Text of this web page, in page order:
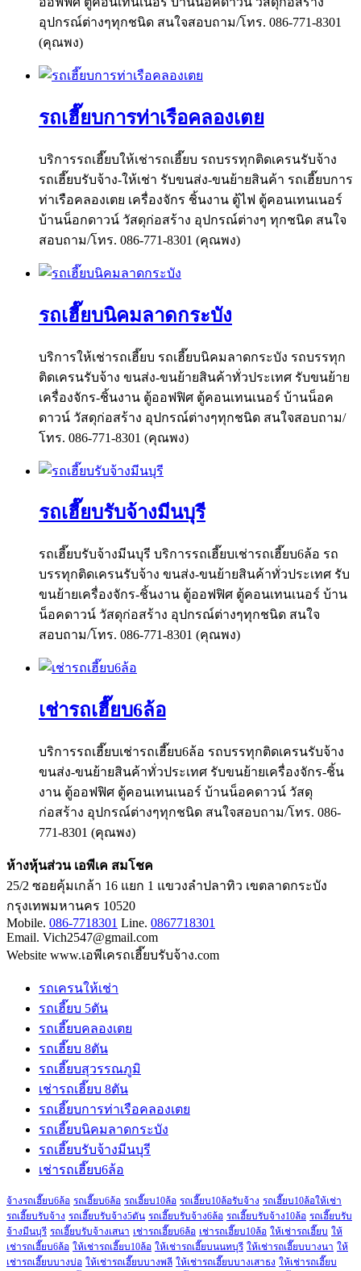
อุปกรณ์ต่างๆทุกชนิด สนใจสอบถาม/โทร. 086-771-8301
(คุณพง)
รถเฮี๊ยบการท่าเรือคลองเตย
บริการรถเฮี๊ยบให้เช่ารถเฮี๊ยบ รถบรรทุกติดเครนรับจ้าง
รถเฮี๊ยบรับจ้าง-ให้เช่า รับขนส่ง-ขนย้ายสินค้า รถเฮี๊ยบการ
ท่าเรือคลองเตย เครื่องจักร ชิ้นงาน ตู้ไฟ ตู้คอนเทนเนอร์
บ้านน็อกดาวน์ วัสดุก่อสร้าง อุปกรณ์ต่างๆ ทุกชนิด สนใจ
สอบถาม/โทร. 086-771-8301 (คุณพง)
รถเฮี๊ยบนิคมลาดกระบัง
บริการให้เช่ารถเฮี๊ยบ รถเฮี๊ยบนิคมลาดกระบัง รถบรรทุก
ติดเครนรับจ้าง ขนส่ง-ขนย้ายสินค้าทั่วประเทศ รับขนย้าย
เครื่องจักร-ชิ้นงาน ตู้ออฟฟิศ ตู้คอนเทนเนอร์ บ้านน็อค
ดาวน์ วัสดุก่อสร้าง อุปกรณ์ต่างๆทุกชนิด สนใจสอบถาม/
โทร. 086-771-8301 (คุณพง)
รถเฮี๊ยบรับจ้างมีนบุรี
รถเฮี๊ยบรับจ้างมีนบุรี บริการรถเฮี๊ยบเช่ารถเฮี๊ยบ6ล้อ รถ
บรรทุกติดเครนรับจ้าง ขนส่ง-ขนย้ายสินค้าทั่วประเทศ รับ
ขนย้ายเครื่องจักร-ชิ้นงาน ตู้ออฟฟิศ ตู้คอนเทนเนอร์ บ้าน
น็อคดาวน์ วัสดุก่อสร้าง อุปกรณ์ต่างๆทุกชนิด สนใจ
สอบถาม/โทร. 086-771-8301 (คุณพง)
เช่ารถเฮี๊ยบ6ล้อ
บริการรถเฮี๊ยบเช่ารถเฮี๊ยบ6ล้อ รถบรรทุกติดเครนรับจ้าง
ขนส่ง-ขนย้ายสินค้าทั่วประเทศ รับขนย้ายเครื่องจักร-ชิ้น
งาน ตู้ออฟฟิศ ตู้คอนเทนเนอร์ บ้านน็อคดาวน์ วัสดุ
ก่อสร้าง อุปกรณ์ต่างๆทุกชนิด สนใจสอบถาม/โทร. 086-
771-8301 (คุณพง)
ห้างหุ้นส่วน เอพีเค สมโชค
25/2 ซอยคุ้มเกล้า 16 แยก 1 แขวงลำปลาทิว เขตลาดกระบัง
กรุงเทพมหานคร 10520
Mobile. 086-7718301 Line. 0867718301
Email. Vich2547@gmail.com
Website www.เอพีเครถเฮี๊ยบรับจ้าง.com
รถเครนให้เช่า
รถเฮี๊ยบ 5ตัน
รถเฮี๊ยบคลองเตย
รถเฮี๊ยบ 8ตัน
รถเฮี๊ยบสุวรรณภูมิ
เช่ารถเฮี๊ยบ 8ตัน
รถเฮี๊ยบการท่าเรือคลองเตย
รถเฮี๊ยบนิคมลาดกระบัง
รถเฮี๊ยบรับจ้างมีนบุรี
เช่ารถเฮี๊ยบ6ล้อ
จ้างรถเฮี๊ยบ6ล้อ รถเฮี๊ยบ6ล้อ รถเฮี๊ยบ10ล้อ รถเฮี๊ยบ10ล้อรับจ้าง รถเฮี๊ยบ10ล้อให้เช่า
รถเฮี๊ยบรับจ้าง รถเฮี๊ยบรับจ้าง5ตัน รถเฮี๊ยบรับจ้าง6ล้อ รถเฮี๊ยบรับจ้าง10ล้อ รถเฮี๊ยบรับ
จ้างมีนบุรี รถเฮี๊ยบรับจ้างเสนา เช่ารถเฮี๊ยบ6ล้อ เช่ารถเฮี๊ยบ10ล้อ ให้เช่ารถเฮี๊ยบ ให้
เช่ารถเฮี๊ยบ6ล้อ ให้เช่ารถเฮี๊ยบ10ล้อ ให้เช่ารถเฮี๊ยบนนทบุรี ให้เช่ารถเฮี๊ยบบางนา ให้
เช่ารถเฮี๊ยบบางบ่อ ให้เช่ารถเฮี๊ยบบางพลี ให้เช่ารถเฮี๊ยบบางเสาธง ให้เช่ารถเฮี๊ยบ